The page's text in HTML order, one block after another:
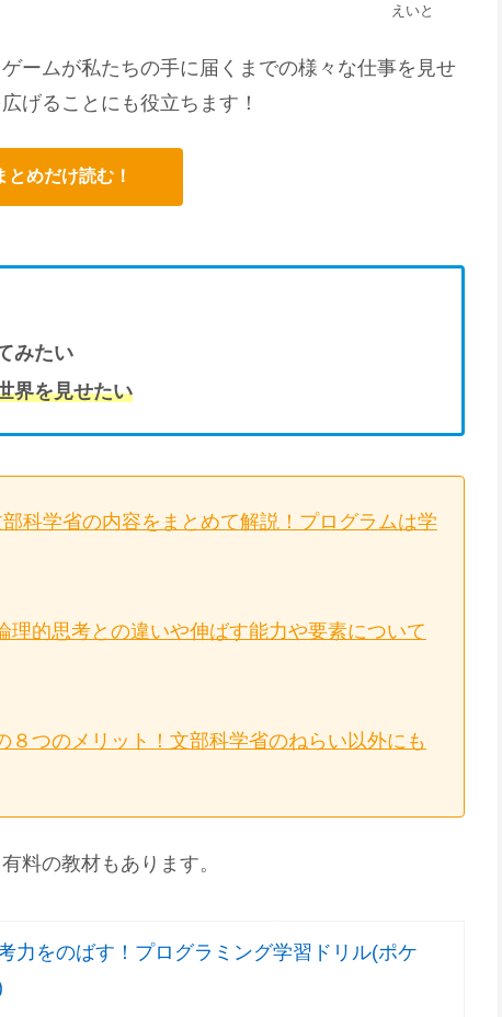
えいと
ームが私たちの手に届くまでの様々な仕事を見せ
げることにも役立ちます！
とめだけ読む！
みたい
界を見せたい
科学省の内容をまとめて解説！プログラムは学
理的思考との違いや伸ばす能力や要素について
８つのメリット！文部科学省のねらい以外にも
料の教材もあります。
をのばす！プログラミング学習ドリル(ポケ